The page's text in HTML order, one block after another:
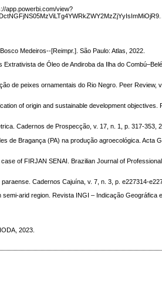
app.powerbi.com/view?
Medeiros--[Reimpr.]. São Paulo: Atlas, 2022.
de Óleo de Andiroba da Ilha do
de peixes ornamentais do Rio Negro. Peer Review,
of origin and sustainable development objectives.
Cadernos de Prospecção, v. 17, n. 1, p. 317-353,
de Bragança (PA) na produção agroecológica. Acta
of FIRJAN SENAI. Brazilian Journal of
Cadernos Cajuína, v. 7, n. 3, p. e227314-
arid region. Revista INGI – Indicação Geográfica
2023.